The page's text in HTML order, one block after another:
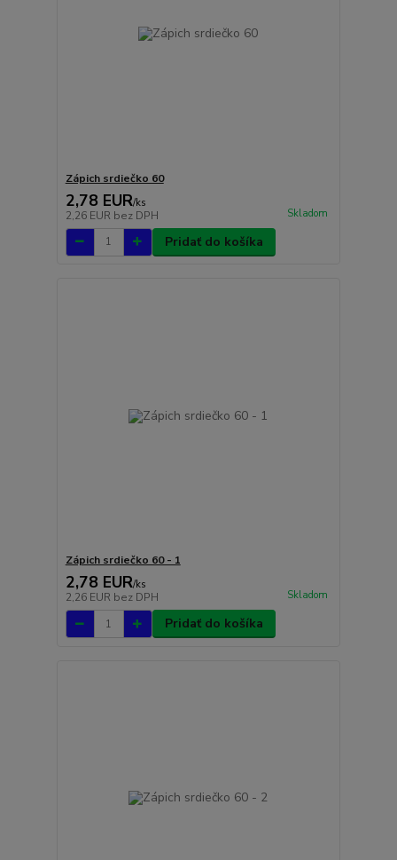
Zápich srdiečko 60
2,78 EUR/ks
2,26 EUR bez DPH Skladom
Pridať do košíka
Zápich srdiečko 60 - 1
2,78 EUR/ks
2,26 EUR bez DPH Skladom
Pridať do košíka